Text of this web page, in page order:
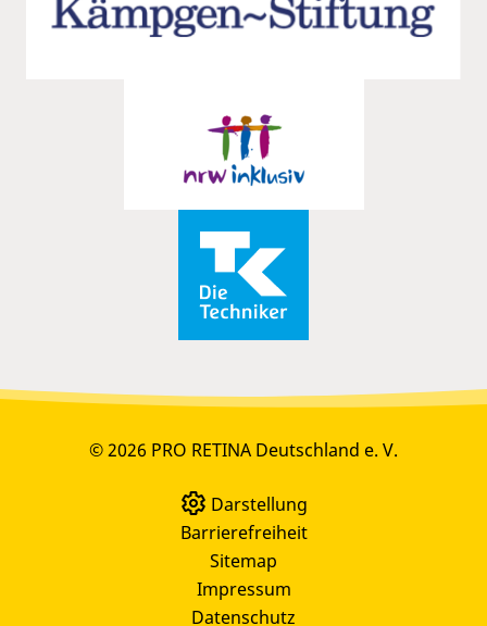
© 2026 PRO RETINA Deutschland e. V.
Darstellung
Barrierefreiheit
Sitemap
Impressum
Datenschutz